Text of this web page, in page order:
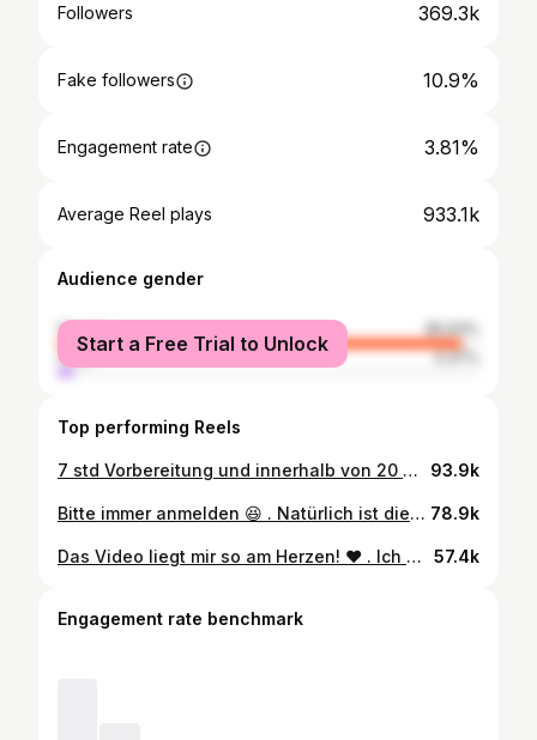
Followers 369.3k
Fake followers 10.9%
Engagement rate 3.81%
Average Reel plays 933.1k
Audience gender
female
95.63%
male
4.37%
Start a Free Trial to Unlock
Top performing Reels
7 std Vorbereitung und innerhalb von 20 min alles weg ✨ . Aber das ist doch genau das richtige oder ? Leere Teller - das möchte ich sehen 😍 Falls ihr genaue Rezepte möchtet, dann schreibt es in die Kommis. . #schwanger #schwangerschaft #mamablogger #fingerfood #buffet 93.9k
Bitte immer anmelden 😆 . Natürlich ist dies eine sehr überspitze Darstellung, aber ich muss schon sagen, dass ich einfach gerne weiß, wenn jemand zu Besuch kommt, denn Vorallem die Küche ist nachmittags ein reines Chaos. Die macht mein Mann nämlich jeden Abend. Das ist seine Aufgabe und so lebe ich das auch 😅😆 Ich schaff es einfach nicht allem gerecht zu werden und nachmittags liegt die Prio auf meinen Kindern und das Chaos was dabei entsteht wird abends beseitigt. Fertig mache ich mich morgens. Das ist mir auch wichtig und kostet ja auch keine Zeit. Anziehen, Zähne putzen, Gesicht waschen und Haare kämmen. Das reicht dann auch schon. Also da braucht ihr keine Angst haben, wenn ihr mal kommt, aber bisschen Chaos herrscht hier jeden Nachmittag 🤣 . Und Leute, dass ist doch voll oke so! Wir leben hier und ich möchte meinen Kindern nicht die ganze Zeit hinterher räumen. Wir spielen und räumen abends auf. ☺️ Habt ihr eigentlich einen Haushaltsplan oder Ähnliches? Also wir nicht. Wir machen einfach jeden Tag gefühlt alles. Halt alles was anfällt und dreckig ist. . Für mehr Realität gerne folgen 😆 dafür bin ich hier! . #schwanger #schwangerschaft #mamablogger #momof2 #septemberbaby2024 #pregnant #Teenmom #youngmom #realmom 78.9k
Das Video liegt mir so am Herzen! ♥️ . Ich musste es hier einfach auch nochmal hochladen, damit auch hier das Thema nochmal mehr Aufmerksamkeit bekommt! Es macht so einen Riesen unterschied wie ihr eure Kinder transportiert! Rückwärts ist es 90% sicherer als vorwärts und ich bin so froh, dass unsere Kinder rückwärts fahren. Ich will garnicht wissen wie es ihnen sonst gehen würde. . #schwanger #schwangerschaft #mamablogger #reboarder #Verkehrsunfall 57.4k
Engagement rate benchmark